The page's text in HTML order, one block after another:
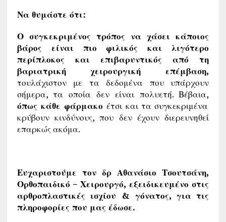
Να θυμάστε ότι:
Ο συγκεκριμένος τρόπος να χάσει κάποιος
βάρος είναι πιο φιλικός και λιγότερο
περίπλοκος και επιβαρυντικός από τη
βαριατρική χειρουργική επέμβαση,
τουλάχιστον με τα δεδομένα που υπάρχουν
σήμερα, τα οποία δεν είναι πολυετή. Βέβαια,
όπως κάθε φάρμακοέτσι και τα συγκεκριμένα
κρύβουν κινδύνους, που δεν έχουν διερευνηθεί
επαρκώς ακόμα.
Ευχαριστούμε τον δρ Αθανάσιο Τσουτσάνη,
Ορθοπαιδικό – Χειρουργό, εξειδικευμένο στις
αρθροπλαστικές ισχίου & γόνατος, για τις
πληροφορίες που μας έδωσε.